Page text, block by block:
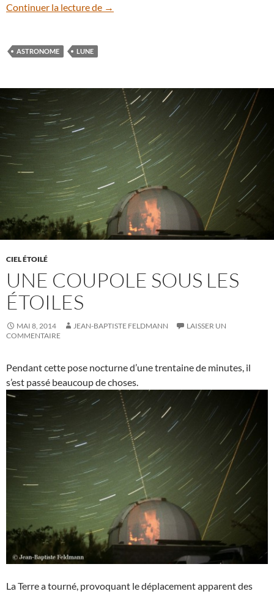
Continuer la lecture de Vidéo : la Lune en musique
→
ASTRONOME LUNE
CIEL ÉTOILÉ
UNE COUPOLE SOUS LES
ÉTOILES
MAI 8, 2014 JEAN-BAPTISTE FELDMANN
LAISSER UN
COMMENTAIRE
Pendant cette pose nocturne d’une trentaine de minutes, il
s’est passé beaucoup de choses.
La Terre a tourné, provoquant le déplacement apparent des